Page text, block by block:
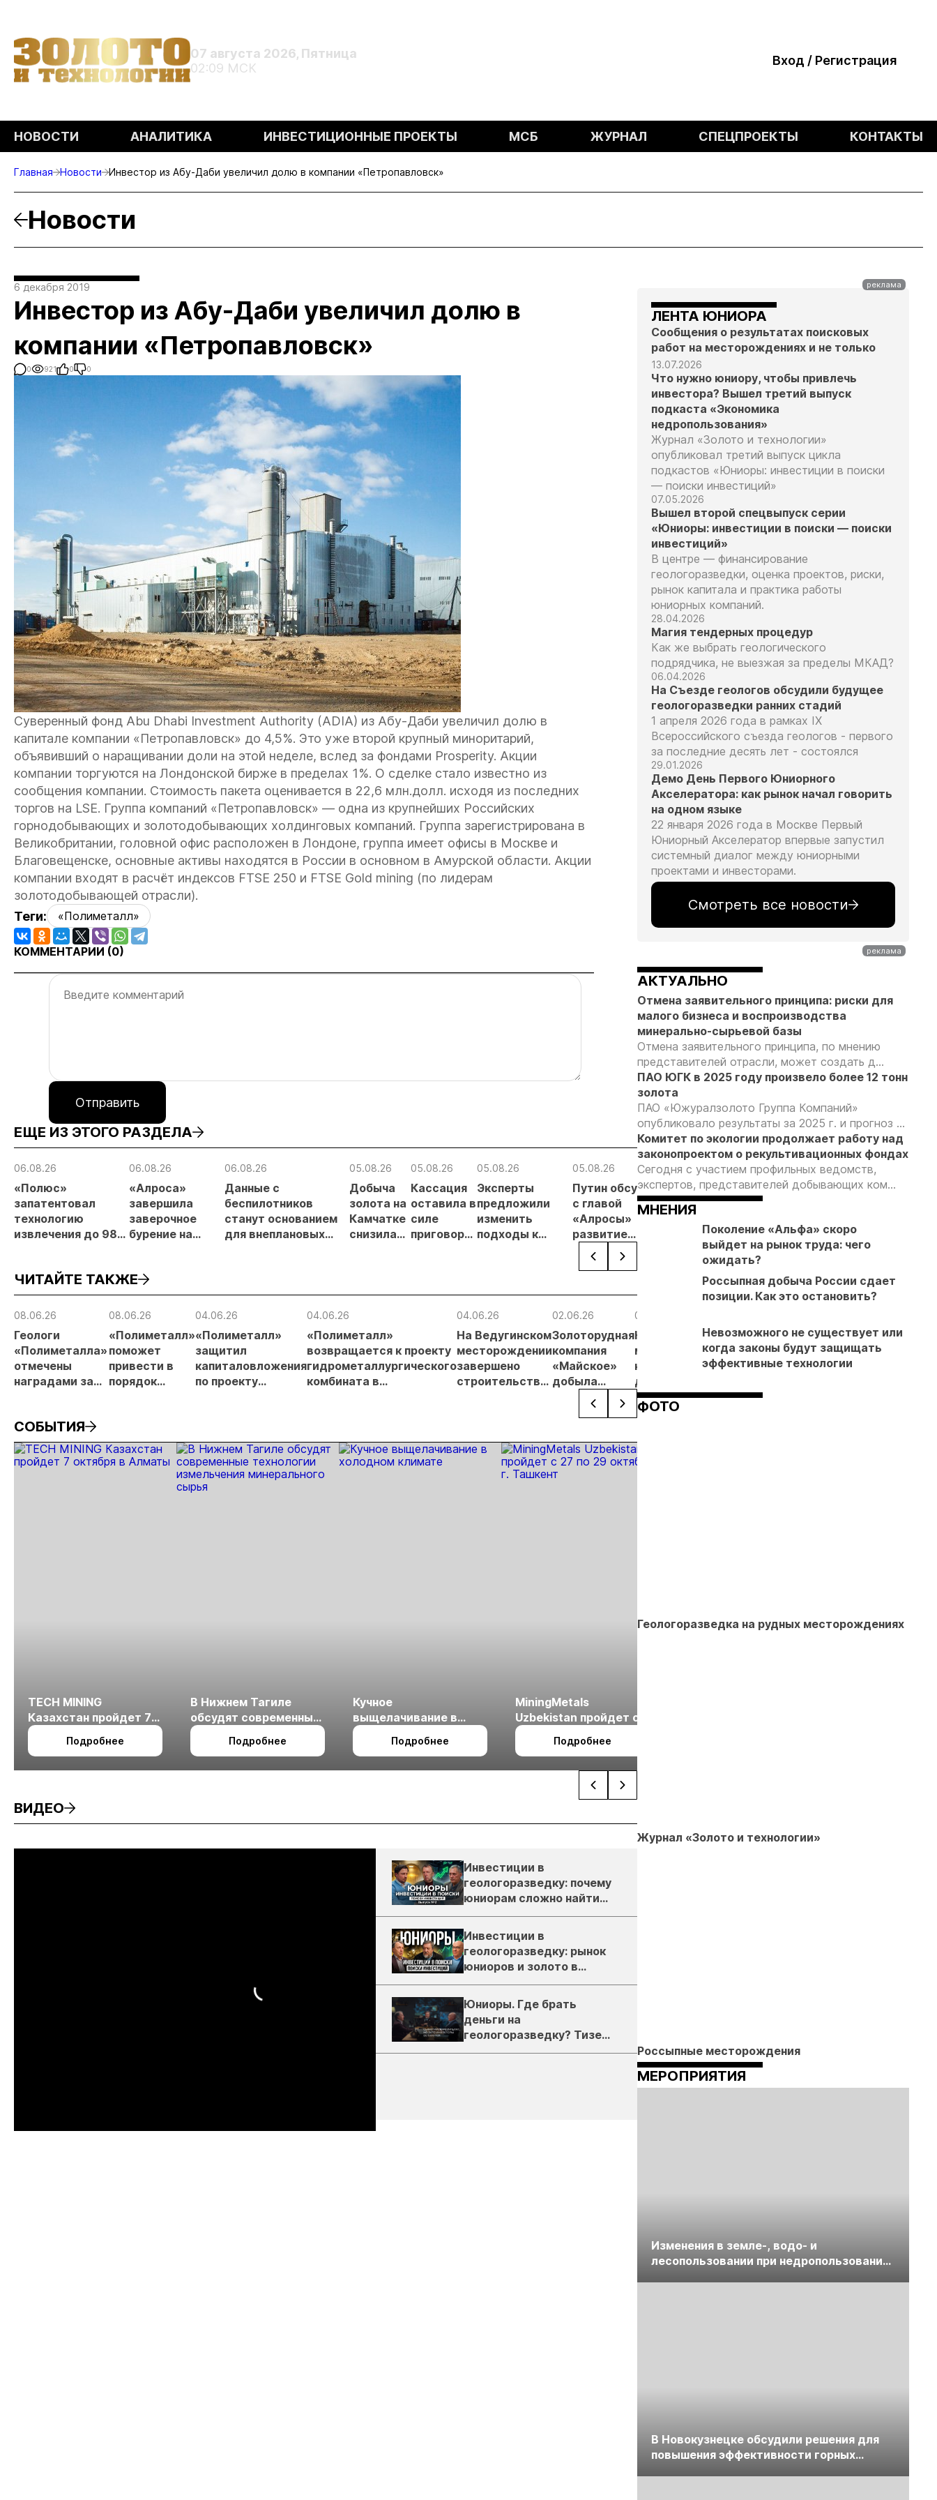
07 августа 2026, Пятница
02:09 МСК
Вход / Регистрация
НОВОСТИ АНАЛИТИКА ИНВЕСТИЦИОННЫЕ ПРОЕКТЫ МСБ ЖУРНАЛ СПЕЦПРОЕКТЫ КОНТАКТЫ
Главная Новости Инвестор из Абу-Даби увеличил долю в компании «Петропавловск»
Новости
6 декабря 2019
Инвестор из Абу-Даби увеличил долю в
компании «Петропавловск»
0 921 0 0
Суверенный фонд Abu Dhabi Investment Authority (ADIA) из Абу-Даби увеличил долю в
капитале компании «Петропавловск» до 4,5%. Это уже второй крупный миноритарий,
объявивший о наращивании доли на этой неделе, вслед за фондами Prosperity. Акции
компании торгуются на Лондонской бирже в пределах 1%. О сделке стало известно из
сообщения компании. Стоимость пакета оценивается в 22,6 млн.долл. исходя из последних
торгов на LSE. Группа компаний «Петропавловск» — одна из крупнейших Российских
горнодобывающих и золотодобывающих холдинговых компаний. Группа зарегистрирована в
Великобритании, головной офис расположен в Лондоне, группа имеет офисы в Москве и
Благовещенске, основные активы находятся в России в основном в Амурской области. Акции
компании входят в расчёт индексов FTSE 250 и FTSE Gold mining (по лидерам
золотодобывающей отрасли).
Теги:
«Полиметалл»
КОММЕНТАРИИ (0)
Отправить
ЕЩЕ ИЗ ЭТОГО РАЗДЕЛА
06.08.26
«Полюс»
запатентовал
технологию
извлечения до 98%
шлака
06.08.26
«Алроса»
завершила
заверочное
бурение на
Дегдекан
06.08.26
Данные с
беспилотников
станут основанием
для внеплановых
05.08.26
Добыча
золота на
Камчатке
снизилась
05.08.26
Кассация
оставила в
силе
приговор
кг золота и
серебра на
05.08.26
Эксперты
предложили
изменить
подходы к
на фоне
реформы
05.08.26
Путин обсудил
с главой
«Алросы»
развитие
золотодобычи
проектов в
Якутии
04.08.26
Продажи
золотых
слитков через
Россельхозбанк
выросли на 31%
в первом
полугодии
04.08.26
Суд взыскал с
ООО
более 7 млн
рублей за
природоохранных
требований при
04.08.26
Отмена
ЧИТАЙТЕ ТАКЖЕ
08.06.26
Геологи
«Полиметалла»
отмечены
наградами за
«Андрей»
08.06.26
«Полиметалл»
поможет
привести в
порядок
04.06.26
«Полиметалл»
защитил
капиталовложения
по проекту
04.06.26
«Полиметалл»
возвращается к проекту
гидрометаллургического
комбината в
04.06.26
На Ведугинском
месторождении
завершено
строительство
02.06.26
Золоторудная
компания
«Майское»
добыла
десять
миллионов
01.06.26
На Галкинском
месторождении
на Урале начали
добывать руду
На ГОКе Ведуги
начались
пусконаладочные
На фабрике
Полиметалл»
СОБЫТИЯ
TECH MINING
Казахстан пройдет 7
октября в Алматы
Подробнее
В Нижнем Тагиле
обсудят современные
технологии
измельчения
Подробнее
Кучное
выщелачивание в
холодном климате
Подробнее
MiningMetals
Uzbekistan пройдет с
27 по 29 октября в г.
Ташкент
Подробнее
ВИДЕО
Инвестиции в
геологоразведку: почему
юниорам сложно найти
деньги
Инвестиции в
геологоразведку: рынок
юниоров и золото в
России
Юниоры. Где брать
деньги на
геологоразведку? Тизер
подкаста ЗиТ №1
ЛЕНТА ЮНИОРА
Сообщения о результатах поисковых
работ на месторождениях и не только
13.07.2026
Что нужно юниору, чтобы привлечь
инвестора? Вышел третий выпуск
подкаста «Экономика
недропользования»
Журнал «Золото и технологии»
опубликовал третий выпуск цикла
подкастов «Юниоры: инвестиции в поиски
— поиски инвестиций»
07.05.2026
Вышел второй спецвыпуск серии
«Юниоры: инвестиции в поиски — поиски
инвестиций»
В центре — финансирование
геологоразведки, оценка проектов, риски,
рынок капитала и практика работы
юниорных компаний.
28.04.2026
Магия тендерных процедур
Как же выбрать геологического
подрядчика, не выезжая за пределы МКАД?
06.04.2026
На Съезде геологов обсудили будущее
геологоразведки ранних стадий
1 апреля 2026 года в рамках IX
Всероссийского съезда геологов - первого
за последние десять лет - состоялся
29.01.2026
Демо День Первого Юниорного
Акселератора: как рынок начал говорить
на одном языке
22 января 2026 года в Москве Первый
Юниорный Акселератор впервые запустил
системный диалог между юниорными
проектами и инвесторами.
Смотреть все новости
АКТУАЛЬНО
Отмена заявительного принципа: риски для
малого бизнеса и воспроизводства
минерально-сырьевой базы
Отмена заявительного принципа, по мнению
представителей отрасли, может создать д...
ПАО ЮГК в 2025 году произвело более 12 тонн
золота
ПАО «Южуралзолото Группа Компаний»
опубликовало результаты за 2025 г. и прогноз ...
Комитет по экологии продолжает работу над
законопроектом о рекультивационных фондах
Сегодня с участием профильных ведомств,
экспертов, представителей добывающих ком...
МНЕНИЯ
Поколение «Альфа» скоро
выйдет на рынок труда: чего
ожидать?
Россыпная добыча России сдает
позиции. Как это остановить?
Невозможного не существует или
когда законы будут защищать
эффективные технологии
ФОТО
Геологоразведка на рудных месторождениях
Журнал «Золото и технологии»
Россыпные месторождения
МЕРОПРИЯТИЯ
Изменения в земле-, водо- и
лесопользовании при недропользовании
В Новокузнецке обсудили решения для
повышения эффективности горных